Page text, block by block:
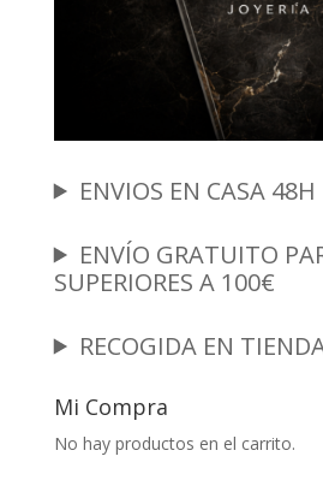
ENVIOS EN CASA 48H
ENVÍO GRATUITO
SUPERIORES A 100€
RECOGIDA EN
Mi Compra
No hay productos en el carrito.